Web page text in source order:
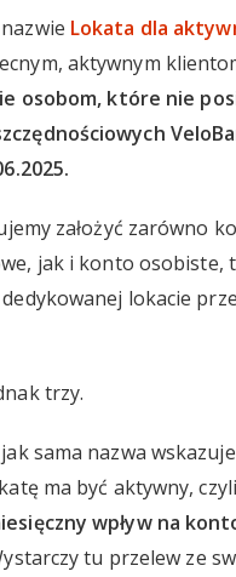
Lokata dla
aktywnym
osobom, które nie
założyć zarówno
jak i konto osobiste,
dedykowanej lokacie
trzy.
sama nazwa
ma być aktywny,
wpływ na
tu przelew ze